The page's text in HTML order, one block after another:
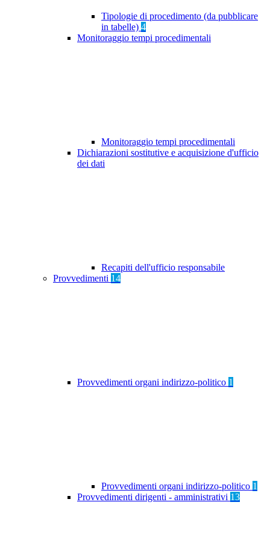
Tipologie di procedimento (da pubblicare
in tabelle) 4
Monitoraggio tempi procedimentali
Monitoraggio tempi procedimentali
Dichiarazioni sostitutive e acquisizione d'ufficio
dei dati
Recapiti dell'ufficio responsabile
Provvedimenti 14
Provvedimenti organi indirizzo-politico 1
Provvedimenti organi indirizzo-politico 1
Provvedimenti dirigenti - amministrativi 13